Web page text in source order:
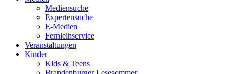
Mediensuche
Expertensuche
E-Medien
Fernleihservice
Veranstaltungen
Kinder
Kids & Teens